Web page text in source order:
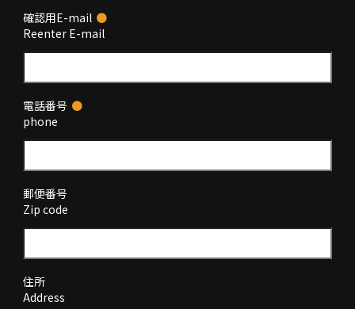
確認用E-mail ●
Reenter E-mail
電話番号 ●
phone
郵便番号
Zip code
住所
Address